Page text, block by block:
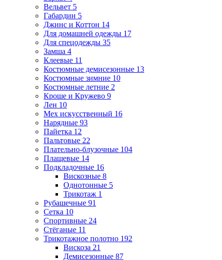
Вельвет 5
Габардин 5
Джинс и Коттон 14
Для домашней одежды 17
Для спецодежды 35
Замша 4
Клеевые 11
Костюмные демисезонные 13
Костюмные зимние 10
Костюмные летние 2
Кроше и Кружево 9
Лен 10
Мех искусственный 16
Нарядные 93
Пайетка 12
Пальтовые 22
Плательно-блузочные 104
Плащевые 14
Подкладочные 16
Вискозные 8
Однотонные 5
Трикотаж 1
Рубашечные 91
Сетка 10
Спортивные 24
Стёганые 11
Трикотажное полотно 192
Вискоза 21
Демисезонные 87